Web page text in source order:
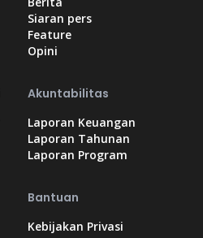
Siaran pers
Feature
Opini
Akuntabilitas
Laporan Keuangan
Laporan Tahunan
Laporan Program
Bantuan
Kebijakan Privasi